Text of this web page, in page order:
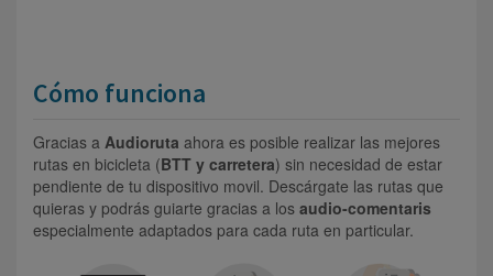
Cómo funciona
Gracias a Audioruta ahora es posible realizar las mejores
rutas en bicicleta (BTT y carretera) sin necesidad de estar
pendiente de tu dispositivo movil. Descárgate las rutas que
quieras y podrás guiarte gracias a los audio-comentaris
especialmente adaptados para cada ruta en particular.